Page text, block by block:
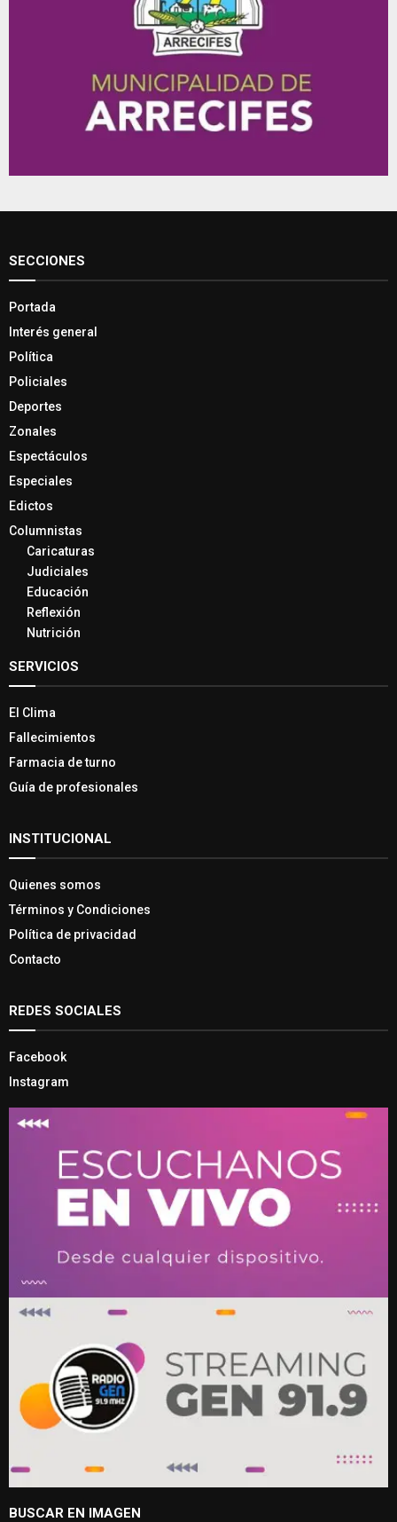
SECCIONES
Portada
Interés general
Política
Policiales
Deportes
Zonales
Espectáculos
Especiales
Edictos
Columnistas
Caricaturas
Judiciales
Educación
Reflexión
Nutrición
SERVICIOS
El Clima
Fallecimientos
Farmacia de turno
Guía de profesionales
INSTITUCIONAL
Quienes somos
Términos y Condiciones
Política de privacidad
Contacto
REDES SOCIALES
Facebook
Instagram
BUSCAR EN IMAGEN